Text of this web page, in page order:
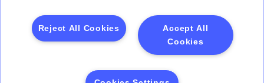
Brasildental S/A | CRO/SP nº 14049 | RT: Flavio M. Batista -
Endereço: Alameda Araguaia, nº 2104, 19º. Andar, Conjunto 194
Accept All
Cookies
Reject All Cookies